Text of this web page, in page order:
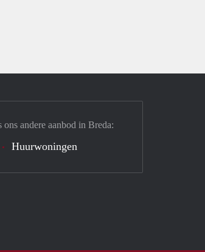
andere aanbod in Breda:
Huurwoningen